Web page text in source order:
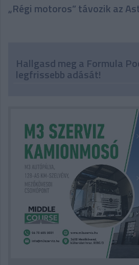
„Régi motoros” távozik az
Hallgasd meg a Formula
legfrissebb adását!